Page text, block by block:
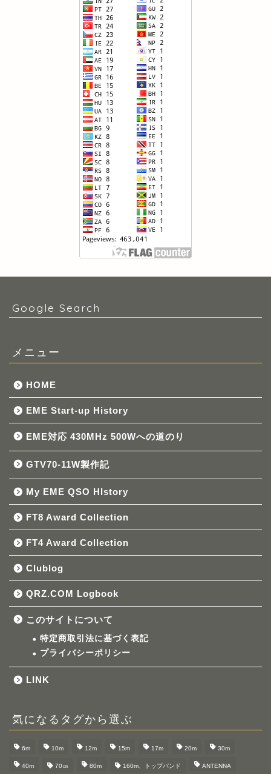
Google Search
メニュー
HOME
EME Start-up History
EME対応 430MHz 500Wへの道のり
GTV70-11W製作記
My EME QSO HIstory
FT8 Award Collection
FT4 Award Collection
Clublog
QRZ.COM Logbook
このサイトについて
特定商取引法に基づく表記
プライバシーポリシー
LINK
気になるタグから選ぶ
6m 10m 12m 15m 17m 20m 30m
40m 70㎝ 80m 160m、トップバンド ANTENNA